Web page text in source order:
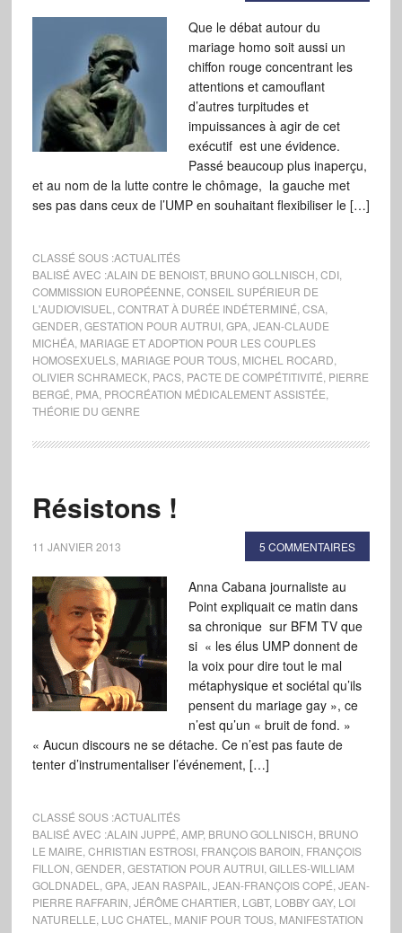
Que le débat autour du
mariage homo soit aussi un
chiffon rouge concentrant les
attentions et camouflant
d’autres turpitudes et
impuissances à agir de cet
exécutif est une évidence.
Passé beaucoup plus inaperçu,
et au nom de la lutte contre le chômage, la gauche met
ses pas dans ceux de l’UMP en souhaitant flexibiliser le […]
CLASSÉ SOUS :ACTUALITÉS
BALISÉ AVEC :ALAIN DE BENOIST, BRUNO GOLLNISCH CDI,
COMMISSION EUROPÉENNE CONSEIL SUPÉRIEUR DE
L'AUDIOVISUEL
CONTRAT À DURÉE INDÉTERMINÉ CSA,
GENDER GESTATION POUR AUTRUI, GPA, JEAN-CLAUDE
MICHÉA, MARIAGE ET ADOPTION POUR LES COUPLES
HOMOSEXUELS, MARIAGE POUR TOUS, MICHEL ROCARD
OLIVIER SCHRAMECK, PACS, PACTE DE COMPÉTITIVITÉ PIERRE
BERGÉ PMA, PROCRÉATION MÉDICALEMENT ASSISTÉE
THÉORIE DU GENRE
Résistons !
11 JANVIER 2013 5 COMMENTAIRES
Anna Cabana journaliste au
Point expliquait ce matin dans
sa chronique sur BFM TV que
si « les élus UMP donnent de
la voix pour dire tout le mal
métaphysique et sociétal qu’ils
pensent du mariage gay », ce
n’est qu’un « bruit de fond. »
« Aucun discours ne se détache. Ce n’est pas faute de
tenter d’instrumentaliser l’événement, […]
CLASSÉ SOUS :ACTUALITÉS
BALISÉ AVEC :ALAIN JUPPÉ AMP, BRUNO GOLLNISCH BRUNO
LE MAIRE CHRISTIAN ESTROSI, FRANÇOIS BAROIN FRANÇOIS
FILLON GENDER GESTATION POUR AUTRUI, GILLES-WILLIAM
GOLDNADEL
GPA, JEAN RASPAIL JEAN-FRANÇOIS COPÉ JEAN-
PIERRE RAFFARIN JÉRÔME CHARTIER LGBT, LOBBY GAY, LOI
NATURELLE LUC CHATEL MANIF POUR TOUS, MANIFESTATION